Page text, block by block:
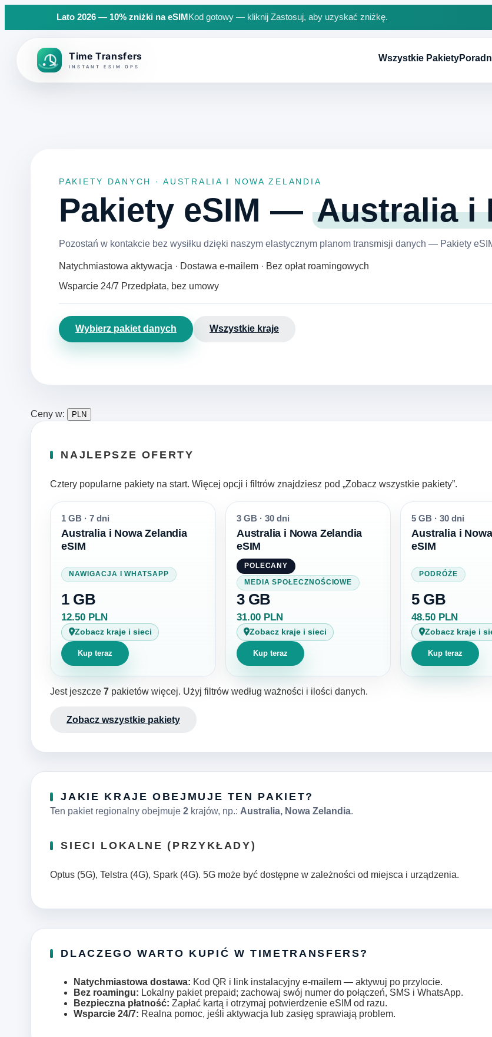
Lato 2026 — 10% zniżki na eSIM Kod gotowy — kliknij Zastosuj, aby uzyskać zniżkę.
Back to top
Wszystkie Pakiety
PAKIETY DANYCH · AUSTRALIA I NOWA ZELANDIA
Pakiety eSIM — Australia i
Pozostań w kontakcie bez wysiłku dzięki naszym elastycznym planom transmisji danych — Pakiety
Natychmiastowa aktywacja · Dostawa e‑mailem · Bez opłat roamingowych
Wsparcie 24/7 Przedpłata, bez umowy
Wybierz pakiet danych Wszystkie kraje
Ceny w: PLN
NAJLEPSZE OFERTY
Cztery popularne pakiety na start. Więcej opcji i filtrów znajdziesz pod „Zobacz wszystkie pakiety”.
1 GB · 7 dni
Australia i Nowa Zelandia
eSIM
NAWIGACJA I WHATSAPP
1 GB
12.50 PLN
Zobacz kraje i sieci
Kup teraz
3 GB · 30 dni
Australia i Nowa Zelandia
eSIM
POLECANY
MEDIA SPOŁECZNOŚCIOWE
3 GB
31.00 PLN
Zobacz kraje i sieci
Kup teraz
5 GB · 30 dni
Australia i
eSIM
PODRÓŻE
5 GB
48.50 PLN
Zobacz kraje i
Kup teraz
Jest jeszcze 7 pakietów więcej. Użyj filtrów według ważności i ilości danych.
Zobacz wszystkie pakiety
JAKIE KRAJE OBEJMUJE TEN PAKIET?
Ten pakiet regionalny obejmuje 2 krajów, np.: Australia, Nowa Zelandia.
SIECI LOKALNE (PRZYKŁADY)
Optus (5G), Telstra (4G), Spark (4G). 5G może być dostępne w zależności od miejsca i urządzenia.
DLACZEGO WARTO KUPIĆ W TIMETRANSFERS?
Natychmiastowa dostawa: Kod QR i link instalacyjny e-mailem — aktywuj po przylocie.
Bez roamingu: Lokalny pakiet prepaid; zachowaj swój numer do połączeń, SMS i WhatsApp.
Bezpieczna płatność: Zapłać kartą i otrzymaj potwierdzenie eSIM od razu.
Wsparcie 24/7: Realna pomoc, jeśli aktywacja lub zasięg sprawiają problem.